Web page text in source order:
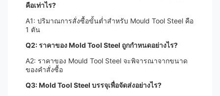
คือเท่าไร?
A1: ปริมาณการสั่งซื้อขั้นต่ำสำหรับ Mould Tool Steel คือ
1 ตัน
Q2: ราคาของ Mold Tool Steel ถูกกำหนดอย่างไร?
A2: ราคาของ Mould Tool Steel จะพิจารณาจากขนาด
ของคำสั่งซื้อ
Q3: Mold Tool Steel บรรจุเพื่อจัดส่งอย่างไร?